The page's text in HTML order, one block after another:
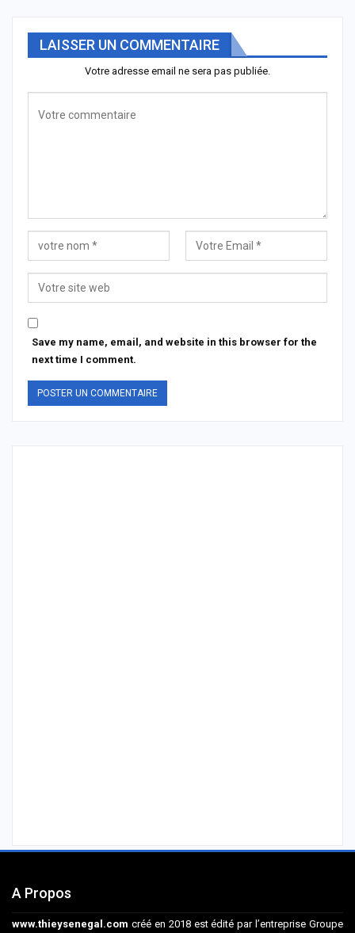
LAISSER UN COMMENTAIRE
Votre adresse email ne sera pas publiée.
Save my name, email, and website in this browser for the
next time I comment.
A Propos
www.thieysenegal.com créé en 2018 est édité par l’entreprise Groupe